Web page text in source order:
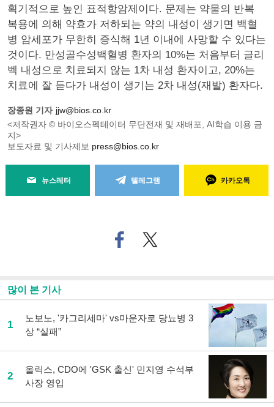
획기적으로 높인 표적항암제이다. 문제는 약물의 반복
복용에 의해 약효가 저하되는 약의 내성이 생기면 백혈
병 암세포가 무한히 증식해 1년 이내에 사망할 수 있다는
것이다. 만성골수성백혈병 환자의 10%는 처음부터 글리
벡 내성으로 치료되지 않는 1차 내성 환자이고, 20%는
치료에 잘 듣다가 내성이 생기는 2차 내성(재발) 환자다.
장종원 기자 jjw@bios.co.kr
<저작권자 © 바이오스펙테이터 무단전재 및 재배포, AI학습 이용 금
지>
보도자료 및 기사제보 press@bios.co.kr
뉴스레터 텔레그램 카카오톡
페
이
기
사
공
트위
터로
많이 본 기사
1
노보노, '카그리세마' vs마운자로 당뇨병 3
상 “실패”
2
올릭스, CDO에 'GSK 출신' 민지영 수석부
사장 영입